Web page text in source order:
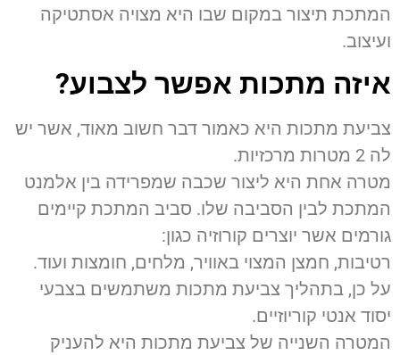
המתכת תיצור במקום שבו היא מצויה אסתטיקה
ועיצוב.
איזה מתכות אפשר לצבוע?
צביעת מתכות היא כאמור דבר חשוב מאוד, אשר יש
לה 2 מטרות מרכזיות.
מטרה אחת היא ליצור שכבה שמפרידה בין אלמנט
המתכת לבין הסביבה שלו. סביב המתכת קיימים
גורמים אשר יוצרים קורוזיה כגון:
רטיבות, חמצן המצוי באוויר, מלחים, חומצות ועוד.
על כן, בתהליך צביעת מתכות משתמשים בצבעי
יסוד אנטי קוריוזיים.
המטרה השנייה של צביעת מתכות היא להעניק